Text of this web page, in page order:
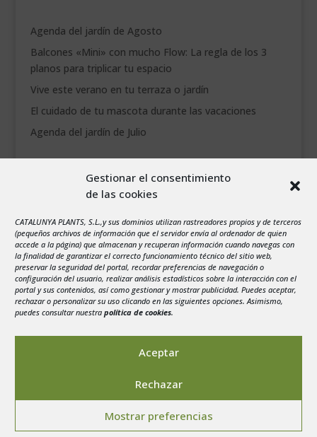
Gestionar el consentimiento
de las cookies
CATALUNYA PLANTS, S.L.,y sus dominios utilizan rastreadores propios y de terceros
(pequeños archivos de información que el servidor envía al ordenador de quien
accede a la página) que almacenan y recuperan información cuando navegas con
la finalidad de garantizar el correcto funcionamiento técnico del sitio web,
preservar la seguridad del portal, recordar preferencias de navegación o
configuración del usuario, realizar análisis estadísticos sobre la interacción con el
portal y sus contenidos, así como gestionar y mostrar publicidad. Puedes aceptar,
rechazar o personalizar su uso clicando en las siguientes opciones. Asimismo,
puedes consultar nuestra política de cookies.
Aceptar
Rechazar
Mostrar preferencias
Agenda del jardín de Agosto
Balcones «Mini» con mucho Flow: La regla de los 3
planos para triplicar tu espacio
Vive este verano en tu terraza o jardín
El cuidado de tu mascota durante las vacaciones
Agenda del jardín de Julio
X J V S
3
4 5 6 7 8
9
10
11 12 13 14 15
16
17
18 19 20 21 22
23
24
25 26 27 28 29
30
31
Política de privacidad
Cookies